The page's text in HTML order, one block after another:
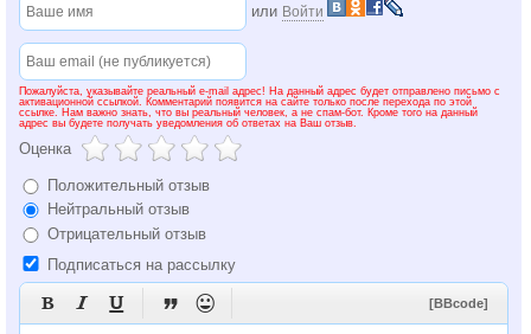
или Войти
Пожалуйста, указывайте реальный e-mail адрес! На данный адрес будет отправлено письмо с
активационной ссылкой. Комментарий появится на сайте только после перехода по этой
ссылке. Нам важно знать, что вы реальный человек, а не спам-бот. Кроме того на данный
адрес вы будете получать уведомления об ответах на Ваш отзыв.
Оценка
Положительный отзыв
Нейтральный отзыв
Отрицательный отзыв
Подписаться на рассылку
     [BBcode]